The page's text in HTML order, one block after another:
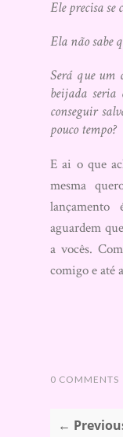
Ele precisa se
Ela não sabe
Será que um
beijada
conseguir
pouco tempo?
E ai o que
mesma
aguardem
a vocês.
comigo e até
0 COMMENTS
←